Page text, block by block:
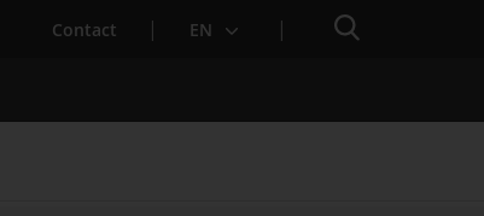
Contact EN Search engine